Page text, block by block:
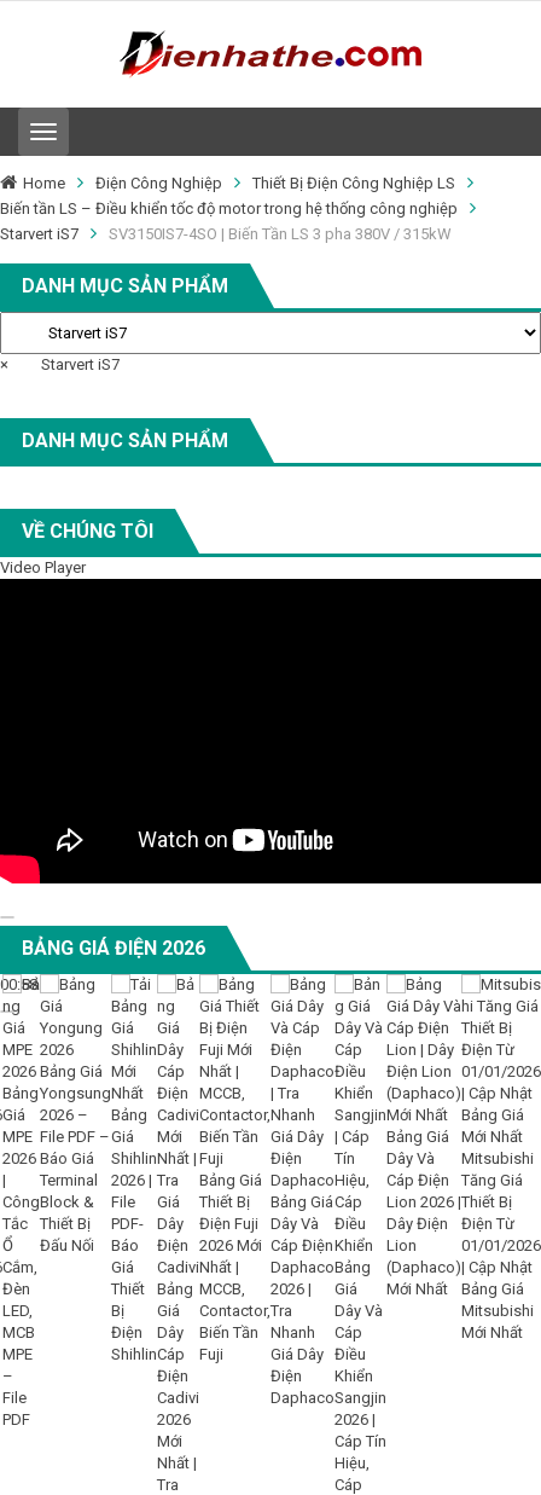
T
o
g
g
l
e
n
a
g
a
i
o
Home Điện Công Nghiệp
Thiết Bị Điện Công Nghiệp LS
Biến tần LS – Điều khiển tốc độ motor trong hệ thống công nghiệp
Starvert iS7
SV3150IS7-4SO | Biến Tần LS 3 pha 380V / 315kW
DANH MỤC SẢN PHẨM
× Starvert iS7
DANH MỤC SẢN PHẨM
VỀ CHÚNG TÔI
Video Player
00:00
00:58
BẢNG GIÁ ĐIỆN 2026
Bảng Giá
CADIVI
2026 |
Thông Báo
Áp Dụng
Giá Mới Từ
06/04/2026
Bảng
Giá
MPE
2026
|
Công
Tắc
Ổ
Cắm,
LED,
MCB
MPE
Bảng Giá
Yongsung
2026 –
File PDF –
Báo Giá
Terminal
Block &
Thiết Bị
Đấu Nối
Bảng
Giá
Shihlin
2026 |
File
PDF-
Báo
Giá
Thiết
Bị
Điện
Shihlin
Bảng
Giá
Dây
Cadivi
Bảng Giá
Thiết Bị
Điện Fuji
2026 Mới
Nhất |
MCCB,
Contactor,
Biến Tần
Fuji
Bảng Giá
Dây Và
Cáp Điện
Daphaco
2026 |
Tra
Nhanh
Giá Dây
Điện
Daphaco
Bảng
Giá
Dây Và
Bảng Giá
Dây Và
Cáp Điện
Lion 2026 |
Dây Điện
Lion
(Daphaco)
Mới Nhất